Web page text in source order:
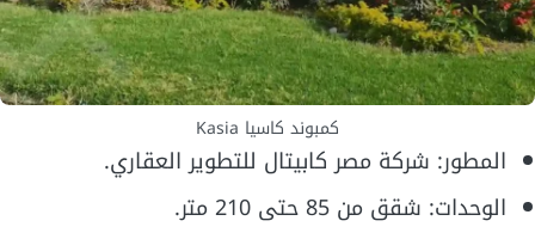
كمبوند كاسيا Kasia
المطور: شركة مصر كابيتال للتطوير العقاري.
الوحدات: شقق من 85 حتى 210 متر.